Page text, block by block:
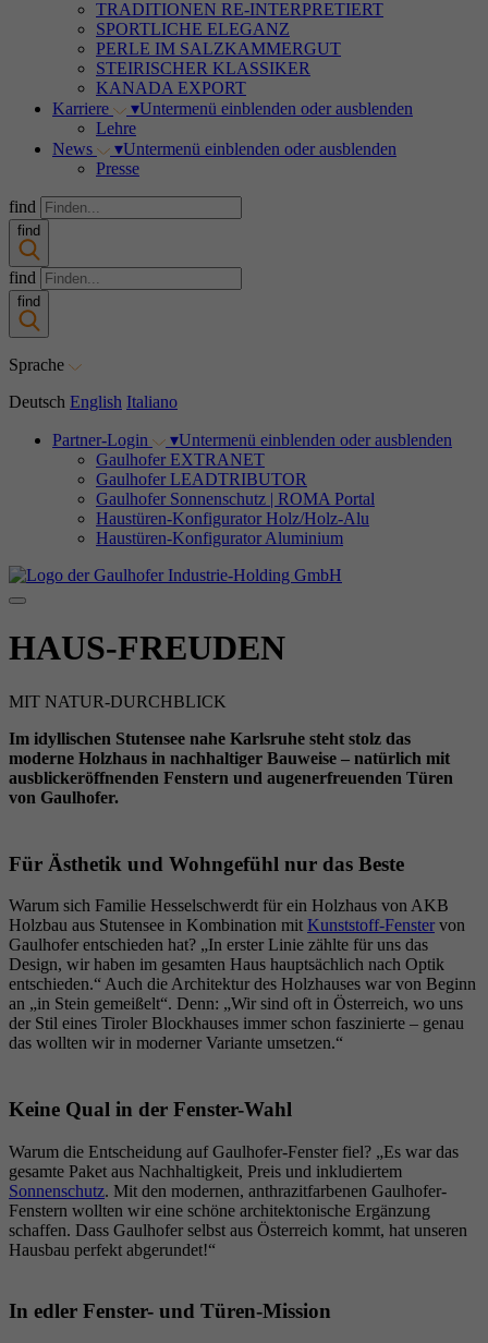
TRADITIONEN RE-INTERPRETIERT
SPORTLICHE ELEGANZ
PERLE IM SALZKAMMERGUT
STEIRISCHER KLASSIKER
KANADA EXPORT
Karriere
▾Untermenü einblenden oder ausblenden
Lehre
News
▾Untermenü einblenden oder ausblenden
Presse
find
find
find
find
Sprache
Deutsch English Italiano
Partner-Login ▾Untermenü einblenden oder ausblenden
Gaulhofer EXTRANET
Gaulhofer LEADTRIBUTOR
Gaulhofer Sonnenschutz | ROMA Portal
Haustüren-Konfigurator Holz/Holz-Alu
Haustüren-Konfigurator Aluminium
HAUS-FREUDEN
MIT NATUR-DURCHBLICK
Im idyllischen Stutensee nahe Karlsruhe steht stolz das
moderne Holzhaus in nachhaltiger Bauweise – natürlich mit
ausblickeröffnenden Fenstern und augenerfreuenden Türen
von Gaulhofer.
Für Ästhetik und Wohngefühl nur das Beste
Warum sich Familie Hesselschwerdt für ein Holzhaus von AKB
Holzbau aus Stutensee in Kombination mit Kunststoff-Fenster von
Gaulhofer entschieden hat? „In erster Linie zählte für uns das
Design, wir haben im gesamten Haus hauptsächlich nach Optik
entschieden.“ Auch die Architektur des Holzhauses war von Beginn
an „in Stein gemeißelt“. Denn: „Wir sind oft in Österreich, wo uns
der Stil eines Tiroler Blockhauses immer schon faszinierte – genau
das wollten wir in moderner Variante umsetzen.“
Keine Qual in der Fenster-Wahl
Warum die Entscheidung auf Gaulhofer-Fenster fiel? „Es war das
gesamte Paket aus Nachhaltigkeit, Preis und inkludiertem
Sonnenschutz. Mit den modernen, anthrazitfarbenen Gaulhofer-
Fenstern wollten wir eine schöne architektonische Ergänzung
schaffen. Dass Gaulhofer selbst aus Österreich kommt, hat unseren
Hausbau perfekt abgerundet!“
In edler Fenster- und Türen-Mission